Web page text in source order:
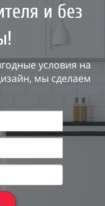
и без
условия на
мы сделаем